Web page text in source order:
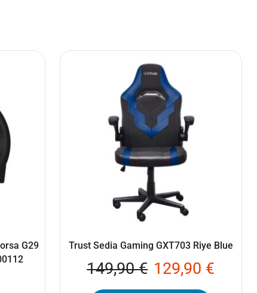
G29
Trust Sedia Gaming GXT703 Riye Blue
149,90€ 129,90 €